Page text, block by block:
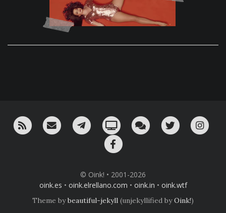
RSS ¡Mándame un email!¡Nuestro canal en Telegram!
Oink! TV Charla con nosotros
Twitter
© Oink! • 2001-2026
oink.es • oink.elrellano.com • oink.in • oink.wtf
Theme bybeautiful-jekyll (unjekyllified byOink!)